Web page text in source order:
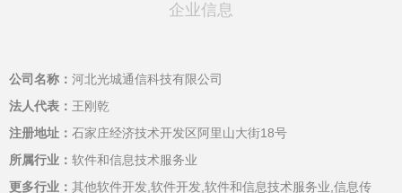
企业信息
公司名称： 河北光城通信科技有限公司
法人代表： 王刚乾
注册地址： 石家庄经济技术开发区阿里山大街18号
所属行业： 软件和信息技术服务业
更多行业： 其他软件开发,软件开发,软件和信息技术服务业,信息传